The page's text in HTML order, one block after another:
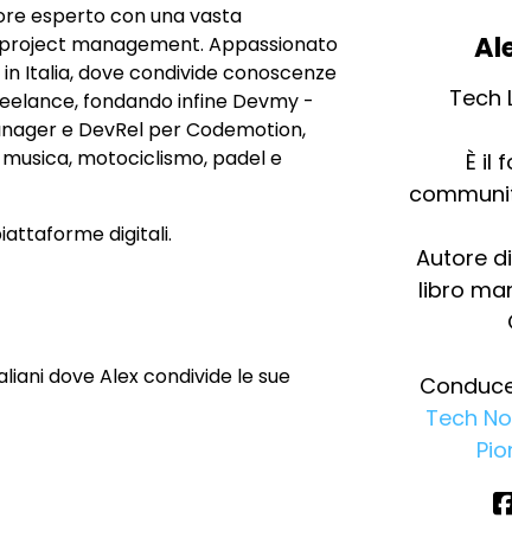
esperto con una vasta
management. Appassionato
Italia, dove condivide conoscenze
fondando infine Devmy -
e DevRel per Codemotion,
motociclismo, padel e
digitali.
dove Alex condivide le sue
Tech
È il
Autore di
libro
Tech